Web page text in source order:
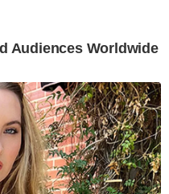
Audiences Worldwide